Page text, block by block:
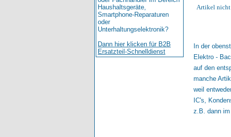
Artikel nicht
In der
Elektro -
auf den
manche
weil
IC's,
z.B. dann im